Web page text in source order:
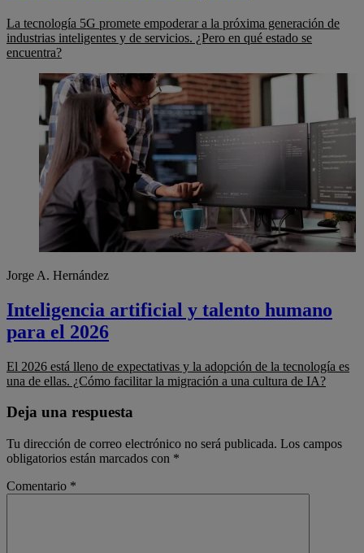
La tecnología 5G promete empoderar a la próxima generación de
industrias inteligentes y de servicios. ¿Pero en qué estado se
encuentra?
Jorge A. Hernández
Inteligencia artificial y talento humano
para el 2026
El 2026 está lleno de expectativas y la adopción de la tecnología es
una de ellas. ¿Cómo facilitar la migración a una cultura de IA?
Deja una respuesta
Tu dirección de correo electrónico no será publicada. Los campos
obligatorios están marcados con *
Comentario *